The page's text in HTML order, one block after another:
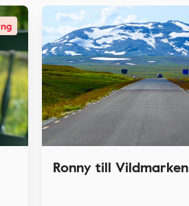
Ronny till Vildmarken